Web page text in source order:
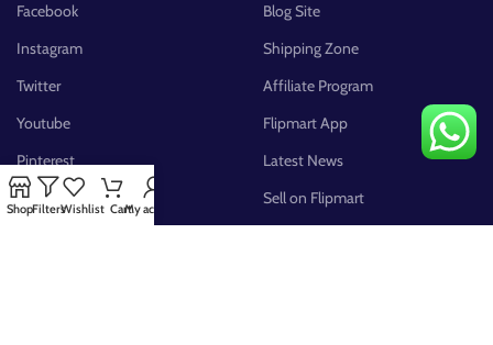
Facebook
Instagram
Twitter
Youtube
Pinterest
FB Group
Blog Site
Shipping Zone
Affiliate Program
Flipmart App
Latest News
Sell on Flipmart
ShopFiltersWishlist CartMy account